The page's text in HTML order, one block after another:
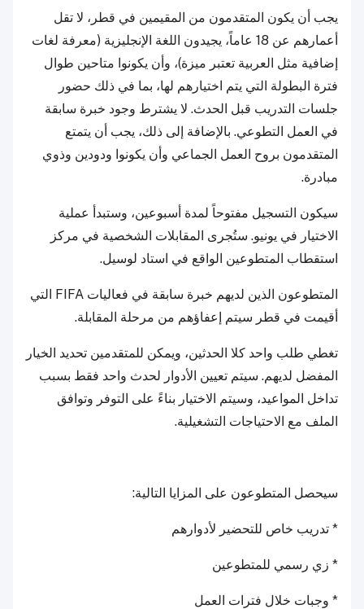
يجب أن يكون المتقدمون من المقيمين في قطر، لا تقل
أعمارهم عن 18 عاماً، يجيدون اللغة الإنجليزية (معرفة لغات
إضافية مثل العربية تعتبر ميزة)، وأن يكونوا متاحين طوال
فترة البطولة التي يتم اختيارهم لها، بما في ذلك حضور
جلسات التدريب قبل الحدث. لا يشترط وجود خبرة سابقة
في العمل التطوعي. بالإضافة إلى ذلك، يجب أن يتمتع
المتقدمون بروح العمل الجماعي وأن يكونوا ودودين وذوي
مبادرة.
سيكون التسجيل مفتوحاً لمدة أسبوعين، وستبدأ عملية
الاختيار في يونيو. ستُجرى المقابلات الشخصية في مركز
استقطاب المتطوعين الواقع في استاد لوسيل.
المتطوعون الذين لديهم خبرة سابقة في فعاليات FIFA التي
أقيمت في قطر سيتم إعفاؤهم من مرحلة المقابلة.
تغطي طلب واحد كلا الحدثين، ويمكن للمتقدمين تحديد الخيار
المفضل لديهم. سيتم تعيين الأدوار لحدث واحد فقط بسبب
تداخل المواعيد، وسيتم الاختيار بناءً على التوفر وتوافق
الملف مع الاحتياجات التشغيلية.
سيحصل المتطوعون على المزايا التالية:
* تدريب خاص للتحضير لأدوارهم
* زي رسمي للمتطوعين
* وجبات خلال فترات العمل